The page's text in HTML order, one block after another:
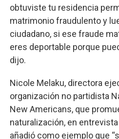
obtuviste tu residencia
matrimonio fraudulento y
ciudadano, si ese fraude
eres deportable porque
dijo.
Nicole Melaku, directora
organización no partidista
New Americans, que
naturalización, en
añadió como ejemplo que